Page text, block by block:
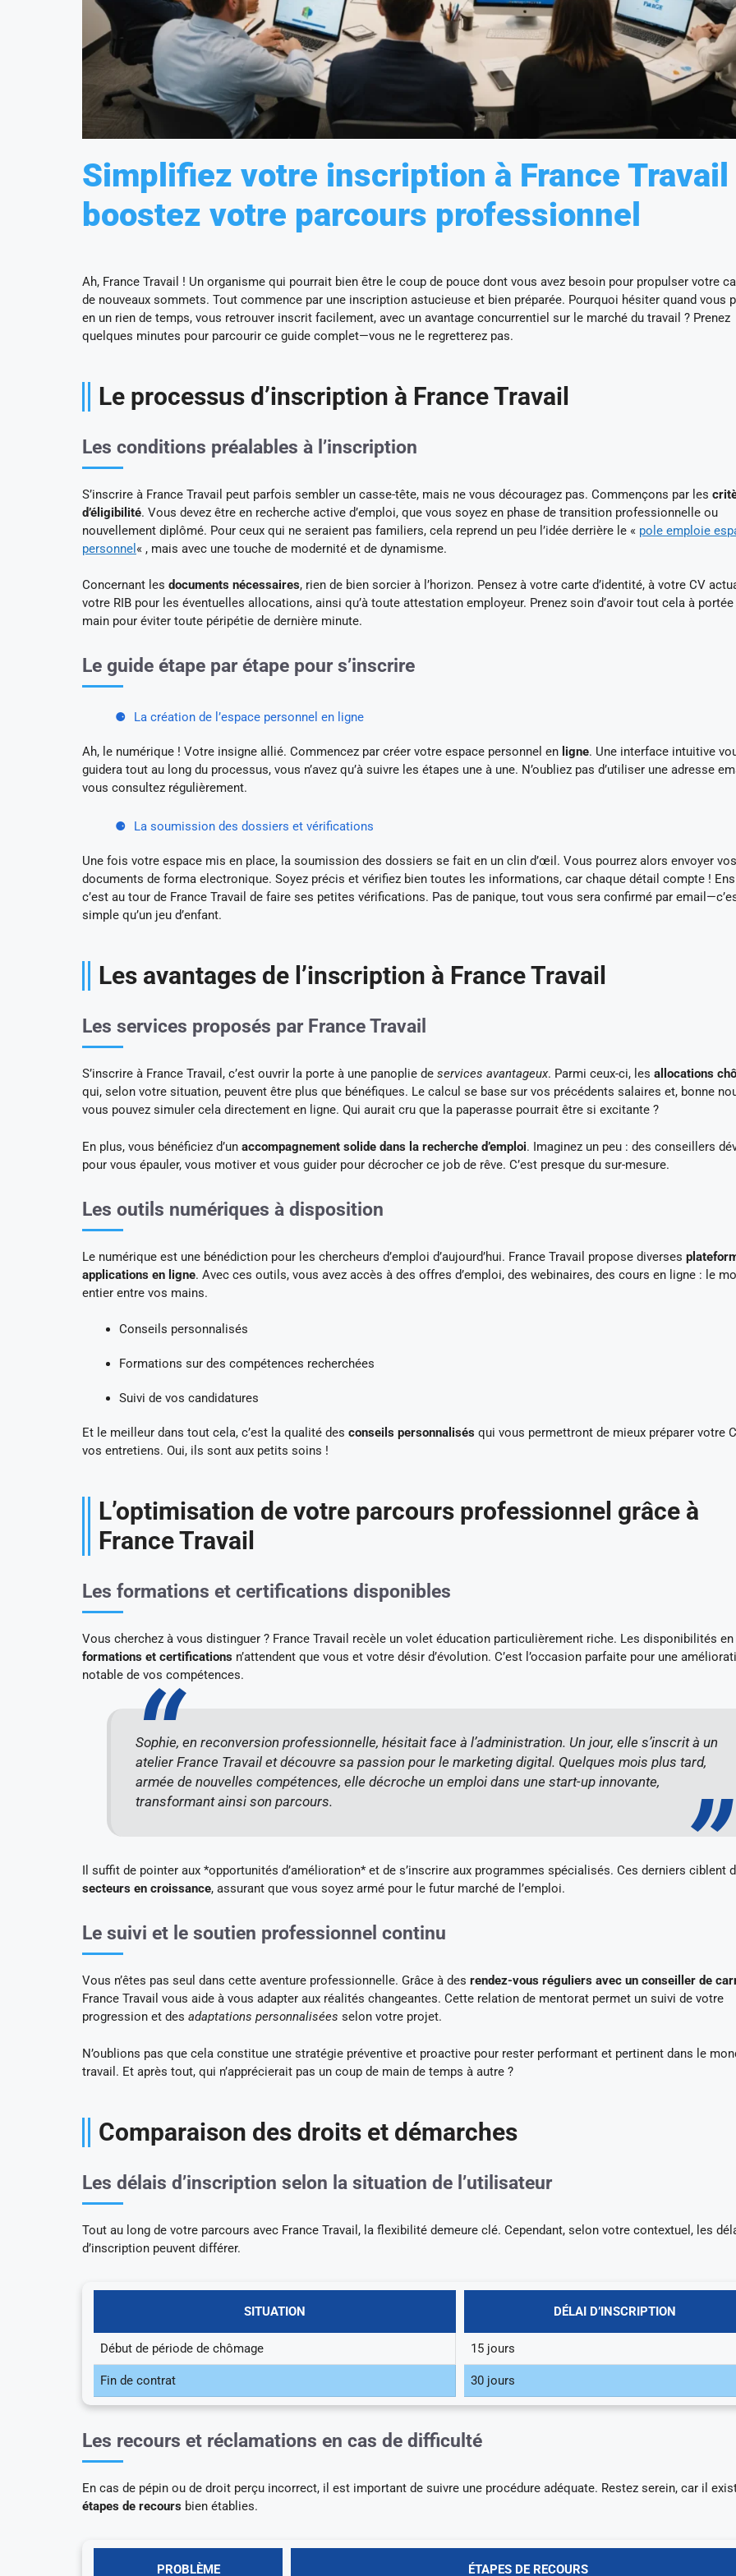
Simplifiez votre inscription à France
boostez votre parcours professionnel
Ah, France Travail ! Un organisme qui pourrait bien être le coup de pouce dont vous avez besoin pour propulser votre
de nouveaux sommets. Tout commence par une inscription astucieuse et bien préparée. Pourquoi hésiter quand vous
en un rien de temps, vous retrouver inscrit facilement, avec un avantage concurrentiel sur le marché du travail ? Prenez
quelques minutes pour parcourir ce guide complet—vous ne le regretterez pas.
Le processus d’inscription à France Travail
Les conditions préalables à l’inscription
S’inscrire à France Travail peut parfois sembler un casse-tête, mais ne vous découragez pas. Commençons par les
d’éligibilité. Vous devez être en recherche active d’emploi, que vous soyez en phase de transition professionnelle ou
nouvellement diplômé. Pour ceux qui ne seraient pas familiers, cela reprend un peu l’idée derrière le « pole emploie
personnel « , mais avec une touche de modernité et de dynamisme.
Concernant les documents nécessaires, rien de bien sorcier à l’horizon. Pensez à votre carte d’identité, à votre CV
votre RIB pour les éventuelles allocations, ainsi qu’à toute attestation employeur. Prenez soin d’avoir tout cela à portée
main pour éviter toute péripétie de dernière minute.
Le guide étape par étape pour s’inscrire
La création de l’espace personnel en ligne
Ah, le numérique ! Votre insigne allié. Commencez par créer votre espace personnel en ligne. Une interface intuitive
guidera tout au long du processus, vous n’avez qu’à suivre les étapes une à une. N’oubliez pas d’utiliser une adresse
vous consultez régulièrement.
La soumission des dossiers et vérifications
Une fois votre espace mis en place, la soumission des dossiers se fait en un clin d’œil. Vous pourrez alors envoyer vos
documents de forma electronique. Soyez précis et vérifiez bien toutes les informations, car chaque détail compte !
c’est au tour de France Travail de faire ses petites vérifications. Pas de panique, tout vous sera confirmé par
simple qu’un jeu d’enfant.
Les avantages de l’inscription à France Travail
Les services proposés par France Travail
S’inscrire à France Travail, c’est ouvrir la porte à une panoplie de services avantageux. Parmi ceux-ci, les allocations
qui, selon votre situation, peuvent être plus que bénéfiques. Le calcul se base sur vos précédents salaires et, bonne
vous pouvez simuler cela directement en ligne. Qui aurait cru que la paperasse pourrait être si excitante ?
En plus, vous bénéficiez d’un accompagnement solide dans la recherche d’emploi. Imaginez un peu : des conseillers
pour vous épauler, vous motiver et vous guider pour décrocher ce job de rêve. C’est presque du sur-mesure.
Les outils numériques à disposition
Le numérique est une bénédiction pour les chercheurs d’emploi d’aujourd’hui. France Travail propose diverses
applications en ligne. Avec ces outils, vous avez accès à des offres d’emploi, des webinaires, des cours en ligne : le
entier entre vos mains.
Conseils personnalisés
Formations sur des compétences recherchées
Suivi de vos candidatures
Et le meilleur dans tout cela, c’est la qualité des conseils personnalisés qui vous permettront de mieux préparer votre
vos entretiens. Oui, ils sont aux petits soins !
L’optimisation de votre parcours professionnel grâce à
France Travail
Les formations et certifications disponibles
Vous cherchez à vous distinguer ? France Travail recèle un volet éducation particulièrement riche. Les disponibilités en
formations et certifications n’attendent que vous et votre désir d’évolution. C’est l’occasion parfaite pour une
notable de vos compétences.
Sophie, en reconversion professionnelle, hésitait face à l’administration. Un jour, elle s’inscrit à un
atelier France Travail et découvre sa passion pour le marketing digital. Quelques mois plus tard,
armée de nouvelles compétences, elle décroche un emploi dans une start-up innovante,
transformant ainsi son parcours.
Il suffit de pointer aux *opportunités d’amélioration* et de s’inscrire aux programmes spécialisés. Ces derniers ciblent
secteurs en croissance, assurant que vous soyez armé pour le futur marché de l’emploi.
Le suivi et le soutien professionnel continu
Vous n’êtes pas seul dans cette aventure professionnelle. Grâce à des rendez-vous réguliers avec un conseiller de
France Travail vous aide à vous adapter aux réalités changeantes. Cette relation de mentorat permet un suivi de votre
progression et des adaptations personnalisées selon votre projet.
N’oublions pas que cela constitue une stratégie préventive et proactive pour rester performant et pertinent dans le
travail. Et après tout, qui n’apprécierait pas un coup de main de temps à autre ?
Comparaison des droits et démarches
Les délais d’inscription selon la situation de l’utilisateur
Tout au long de votre parcours avec France Travail, la flexibilité demeure clé. Cependant, selon votre contextuel, les
d’inscription peuvent différer.
SITUATION DÉLAI D’INSCRIPTION
Début de période de chômage 15 jours
Fin de contrat 30 jours
Les recours et réclamations en cas de difficulté
En cas de pépin ou de droit perçu incorrect, il est important de suivre une procédure adéquate. Restez serein, car il
étapes de recours bien établies.
PROBLÈME ÉTAPES DE RECOURS